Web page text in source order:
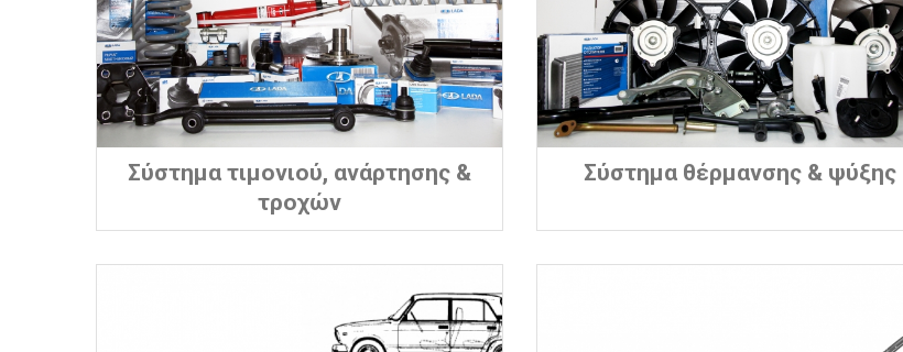
Σύστημα τιμονιού, ανάρτησης &
τροχών
Σύστημα θέρμανσης & ψύξης